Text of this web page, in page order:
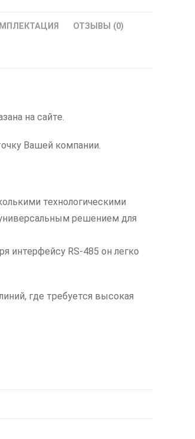
ОТЗЫВЫ (0)
на сайте.
Вашей компании.
технологическими
решением для
интерфейсу RS-485 он легко
где требуется высокая